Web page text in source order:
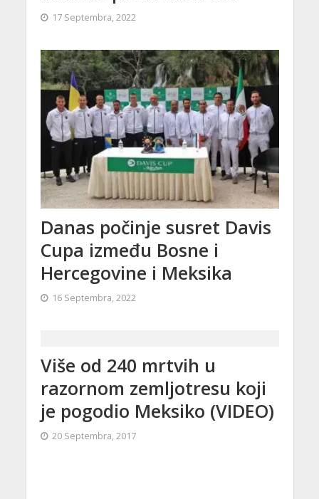
17 Septembra, 2022
Danas počinje susret Davis
Cupa između Bosne i
Hercegovine i Meksika
16 Septembra, 2022
Više od 240 mrtvih u
razornom zemljotresu koji
je pogodio Meksiko (VIDEO)
20 Septembra, 2017